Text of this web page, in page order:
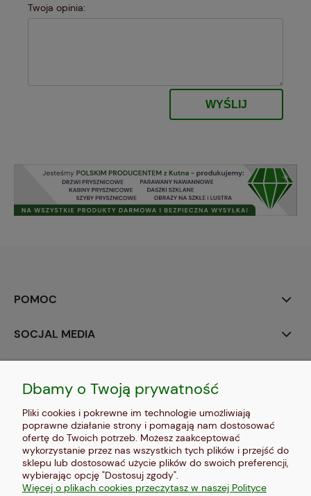
Twoja opinia:
WYŚLIJ
POMOC
SOCJAL MEDIA
INFORMACJE
O NAS
Dbamy o Twoją prywatność
Pliki cookies i pokrewne im technologie umożliwiają
poprawne działanie strony i pomagają nam dostosować
ofertę do Twoich potrzeb. Możesz zaakceptować
wykorzystanie przez nas wszystkich tych plików i przejść do
sklepu lub dostosować użycie plików do swoich preferencji,
wybierając opcję "Dostosuj zgody".
Więcej o plikach cookies przeczytasz w naszej Polityce